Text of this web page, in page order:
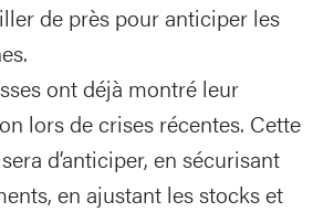
de près pour anticiper les
ont déjà montré leur
lors de crises récentes. Cette
d’anticiper, en sécurisant
en ajustant les stocks et